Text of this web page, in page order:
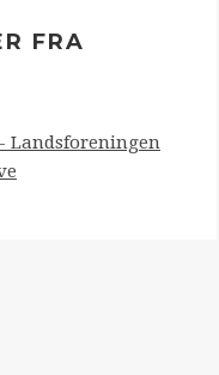
FRA
Landsforeningen